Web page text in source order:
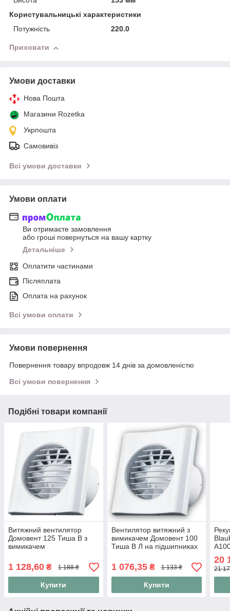
Користувальницькі характеристики
Потужність
220.0
Приховати
Умови доставки
Нова Пошта
Магазини Rozetka
Укрпошта
Самовивіз
Всі умови доставки
Умови оплати
Ви отримаєте замовлення
або гроші повернуться на вашу картку
Детальніше
Оплатити частинами
Післяплата
Оплата на рахунок
Всі умови оплати
Умови повернення
Повернення товару впродовж 14 днів за домовленістю
Всі умови повернення
Подібні товари компанії
Витяжний вентилятор
Домовент 125 Тиша В з
вимикачем
1 128,60 ₴ 1 188 ₴
Купити
Вентилятор витяжний з
вимикачем Домовент 100
Тиша В Л на підшипниках
1 076,35₴ 1 133 ₴
Купити
20
21